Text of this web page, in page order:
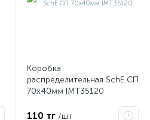
Коробка
распределительная SchE СП
70х40мм IMT35120
110 тг /шт